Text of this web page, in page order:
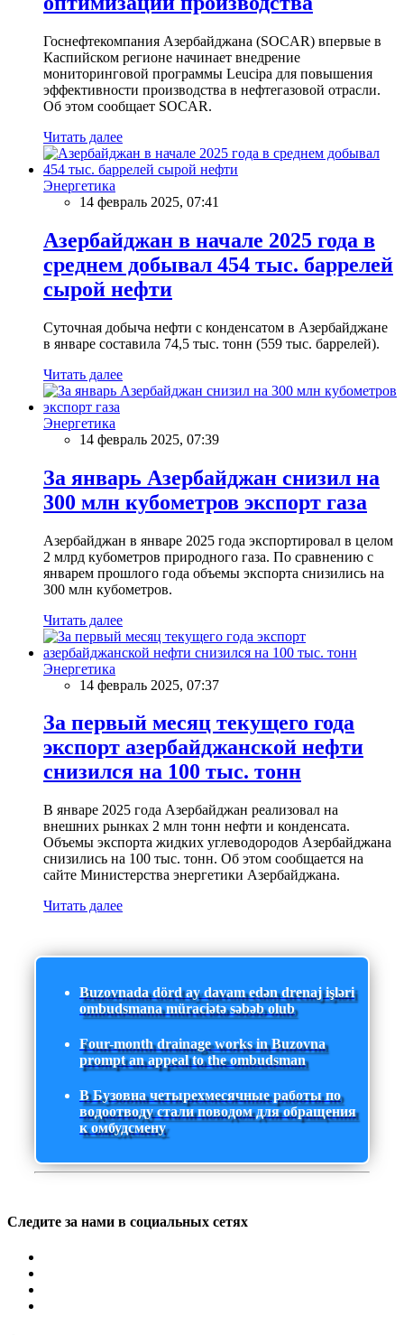
Госнефтекомпания Азербайджана (SOCAR) впервые в
Каспийском регионе начинает внедрение
мониторинговой программы Leucipa для повышения
эффективности производства в нефтегазовой отрасли.
Об этом сообщает SOCAR.
Читать далее
Энергетика
14 февраль 2025, 07:41
Азербайджан в начале 2025 года в
среднем добывал 454 тыс. баррелей
сырой нефти
Суточная добыча нефти с конденсатом в Азербайджане
в январе составила 74,5 тыс. тонн (559 тыс. баррелей).
Читать далее
Энергетика
14 февраль 2025, 07:39
За январь Азербайджан снизил на
300 млн кубометров экспорт газа
Азербайджан в январе 2025 года экспортировал в целом
2 млрд кубометров природного газа. По сравнению с
январем прошлого года объемы экспорта снизились на
300 млн кубометров.
Читать далее
Энергетика
14 февраль 2025, 07:37
За первый месяц текущего года
экспорт азербайджанской нефти
снизился на 100 тыс. тонн
В январе 2025 года Азербайджан реализовал на
внешних рынках 2 млн тонн нефти и конденсата.
Объемы экспорта жидких углеводородов Азербайджана
снизились на 100 тыс. тонн. Об этом сообщается на
сайте Министерства энергетики Азербайджана.
Читать далее
Buzovnada dörd ay davam edən drenaj işləri
ombudsmana müraciətə səbəb olub
Four-month drainage works in Buzovna
prompt an appeal to the ombudsman
В Бузовна четырехмесячные работы по
водоотводу стали поводом для обращения
к омбудсмену
Следите за нами в социальных сетях